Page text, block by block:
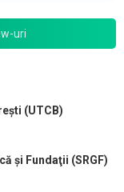
uri
(UTCB)
şi Fundaţii (SRGF)